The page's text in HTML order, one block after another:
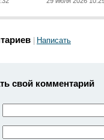
Написать
свой комментарий